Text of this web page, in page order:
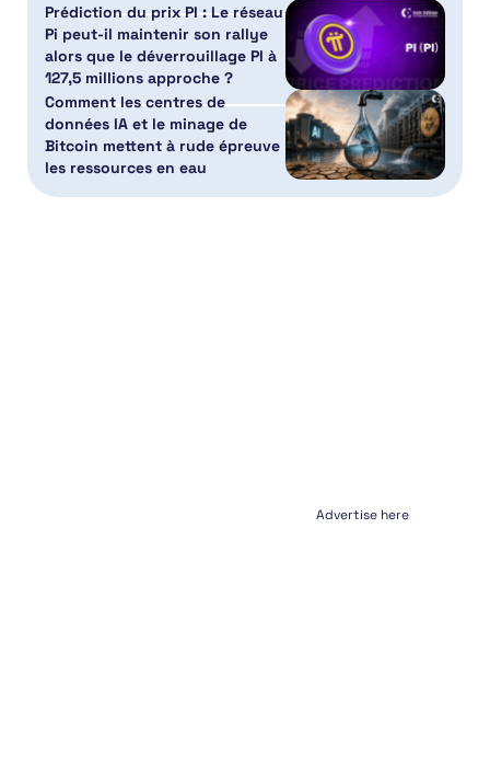
Prédiction du prix PI : Le réseau
Pi peut-il maintenir son rallye
alors que le déverrouillage PI à
127,5 millions approche ?
Comment les centres de
données IA et le minage de
Bitcoin mettent à rude épreuve
les ressources en eau
Advertise here